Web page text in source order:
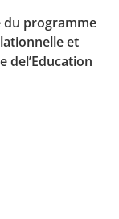
du programme
et
del’Education